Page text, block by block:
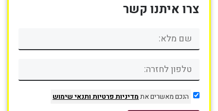
צרו איתנו קשר
הנכם מאשרים אתמדיניות פרטיותותנאי שימוש